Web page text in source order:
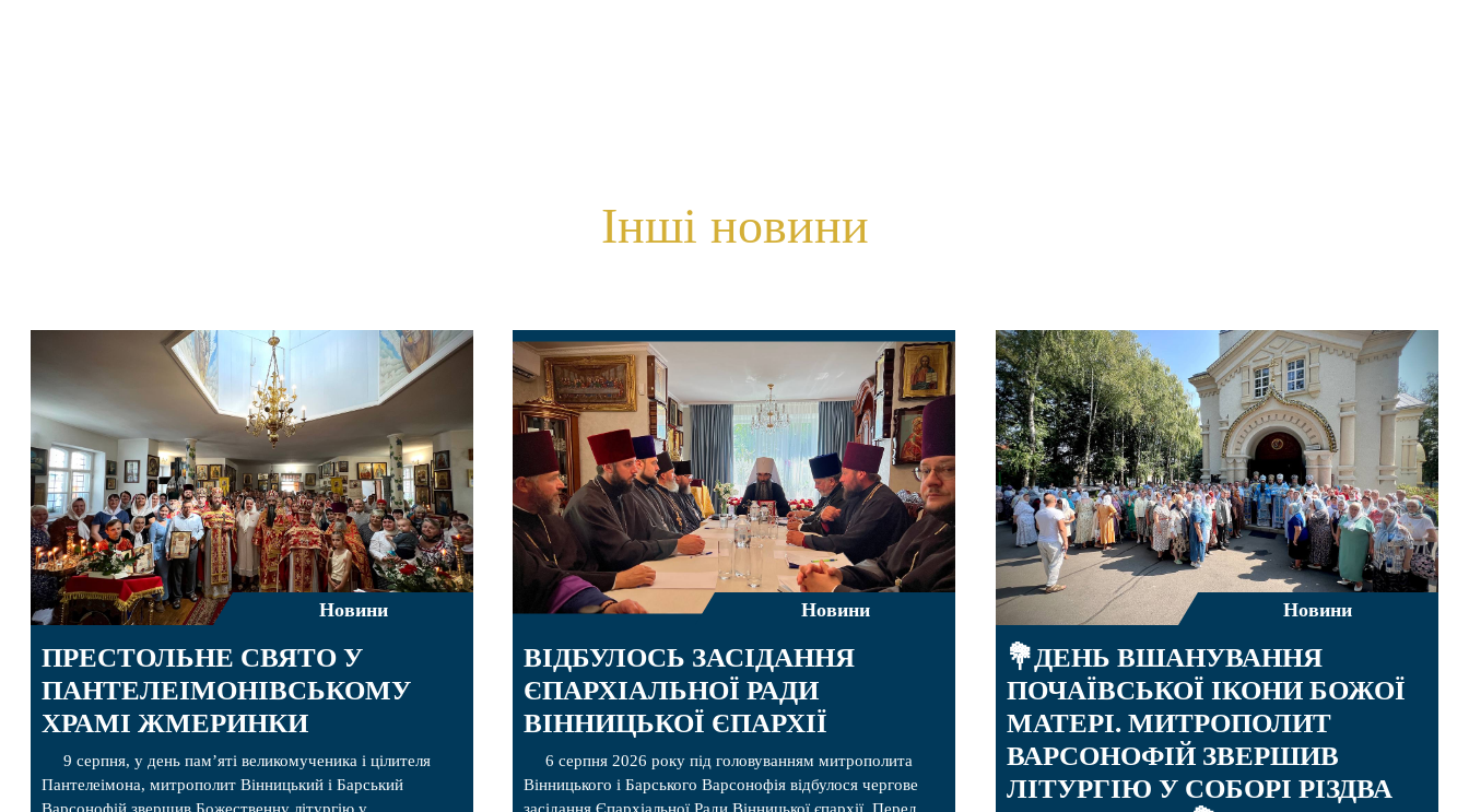
Інші новини
Новини
ПРЕСТОЛЬНЕ СВЯТО У
ПАНТЕЛЕІМОНІВСЬКОМУ
ХРАМІ ЖМЕРИНКИ
9 серпня, у день пам’яті великомученика і цілителя
Пантелеімона, митрополит Вінницький і Барський
Новини
ВІДБУЛОСЬ ЗАСІДАННЯ
ЄПАРХІАЛЬНОЇ РАДИ
ВІННИЦЬКОЇ ЄПАРХІЇ
6 серпня 2026 року під головуванням митрополита
Вінницького і Барського Варсонофія відбулося чергове
Новини
💐ДЕНЬ ВШАНУВАННЯ
ПОЧАЇВСЬКОЇ ІКОНИ БОЖОЇ
МАТЕРІ. МИТРОПОЛИТ
ВАРСОНОФІЙ ЗВЕРШИВ
ЛІТУРГІЮ У СОБОРІ РІЗДВА